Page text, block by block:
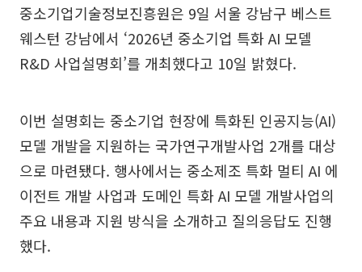
중소기업기술정보진흥원은 9일 서울 강남구 베스트
웨스턴 강남에서 ‘2026년 중소기업 특화 AI 모델
R&D 사업설명회’를 개최했다고 10일 밝혔다.
이번 설명회는 중소기업 현장에 특화된 인공지능(AI)
모델 개발을 지원하는 국가연구개발사업 2개를 대상
으로 마련됐다. 행사에서는 중소제조 특화 멀티 AI 에
이전트 개발 사업과 도메인 특화 AI 모델 개발사업의
주요 내용과 지원 방식을 소개하고 질의응답도 진행
했다.